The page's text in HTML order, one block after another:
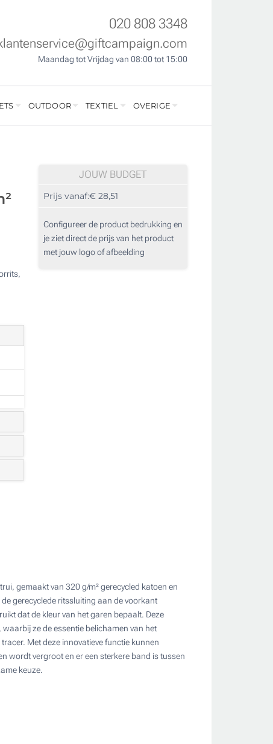
020 808 3348
Maandag tot Vrijdag van 08:00 tot 15:00
OUTDOOR TEXTIEL OVERIGE
JOUW BUDGET
Prijs vanaf:€ 28,51
Configureer de product bedrukking en
je ziet direct de prijs van het product
met jouw logo of afbeelding
gemaakt van 320 g/m² gerecycled katoen en
gerecyclede ritssluiting aan de voorkant
dat de kleur van het garen bepaalt. Deze
ze de essentie belichamen van het
Met deze innovatieve functie kunnen
wordt vergroot en er een sterkere band is tussen
keuze.